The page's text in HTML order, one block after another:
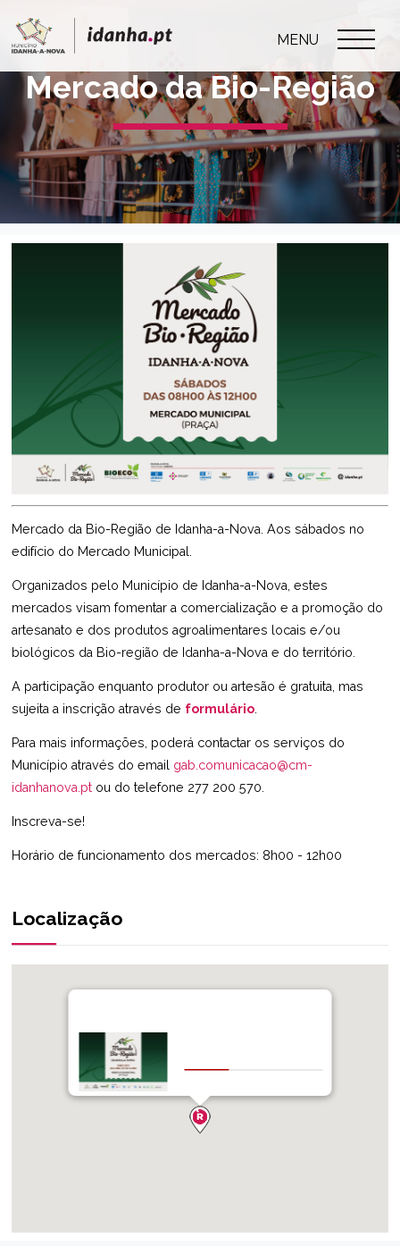
MENU
Mercado da Bio-Região
Mercado da Bio-Região de Idanha-a-Nova. Aos sábados no
edifício do Mercado Municipal.
Organizados pelo Município de Idanha-a-Nova, estes
mercados visam fomentar a comercialização e a promoção do
artesanato e dos produtos agroalimentares locais e/ou
biológicos da Bio-região de Idanha-a-Nova e do território.
A participação enquanto produtor ou artesão é gratuita, mas
sujeita a inscrição através de formulário
Para mais informações, poderá contactar os serviços do
Município através do email gab.comunicacao@cm-
idanhanova.pt ou do telefone 277 200 570.
Inscreva-se!
Horário de funcionamento dos mercados: 8h00 - 12h00
Localização